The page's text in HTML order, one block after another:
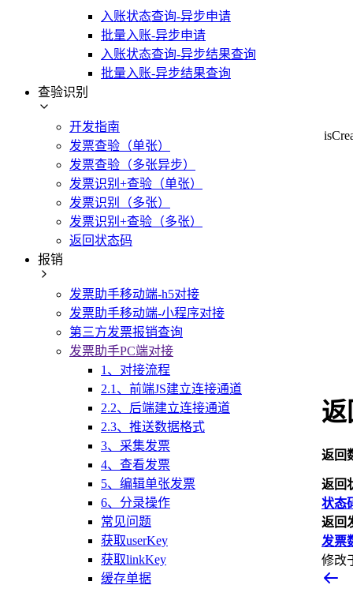
入账状态查询-异步申请
批量入账-异步申请
入账状态查询-异步结果查询
批量入账-异步结果查询
查验识别
开发指南
发票查验（单张）
发票查验（多张异步）
发票识别+查验（单张）
发票识别（多张）
发票识别+查验（多张）
返回状态码
报销
发票助手移动端-h5对接
发票助手移动端-小程序对接
第三方发票报销查询
发票助手PC端对接
1、对接流程
2.1、前端JS建立连接通道
2.2、后端建立连接通道
2.3、推送数据格式
3、采集发票
4、查看发票
5、编辑单张发票
6、分录操作
常见问题
获取userKey
获取linkKey
缓存单据
返
返回
返回
状态
返回
发票
修改